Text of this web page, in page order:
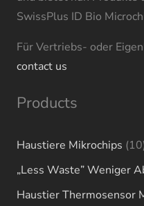
SwissPlus ID Bio
Für Vertriebs- oder
contact us
Products
Haustiere Mikrochips 10
„Less Waste” Weniger
Haustier Thermosensor